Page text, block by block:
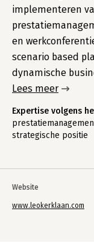
Website
www.leokerklaan.com
implementeren
en
scenario based
dynamische
Lees meer
Expertise volgens
strategische positie